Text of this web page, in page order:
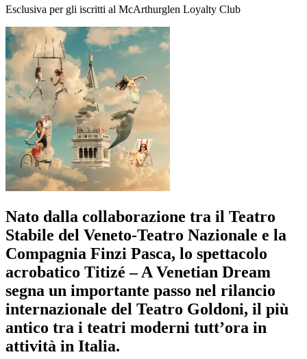
Esclusiva per gli iscritti al McArthurglen Loyalty Club
Nato dalla collaborazione tra il Teatro
Stabile del Veneto-Teatro Nazionale e la
Compagnia Finzi Pasca, lo spettacolo
acrobatico Titizé – A Venetian Dream
segna un importante passo nel rilancio
internazionale del Teatro Goldoni, il più
antico tra i teatri moderni tutt’ora in
attività in Italia.